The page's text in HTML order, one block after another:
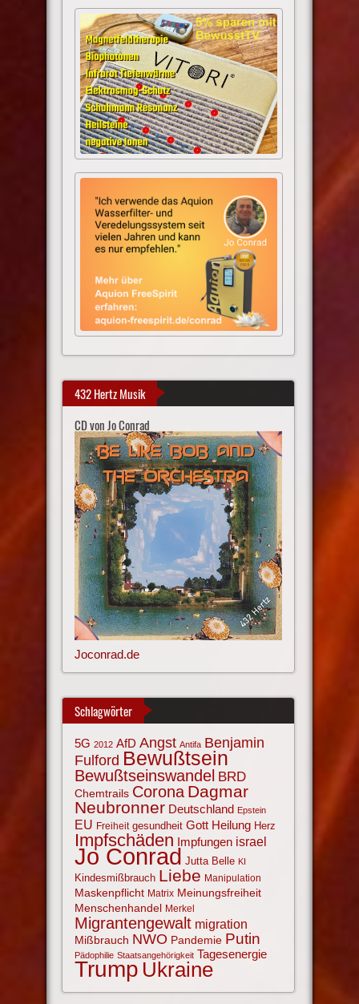
432 Hertz Musik
CD von Jo Conrad
Joconrad.de
Schlagwörter
5G 2012 AfD Angst Antifa Benjamin
Fulford Bewußtsein
Bewußtseinswandel BRD
Chemtrails Corona Dagmar
Neubronner Deutschland Epstein
EU Freiheit gesundheit Gott Heilung Herz
Impfschäden Impfungen israel
Jo Conrad Jutta Belle KI
Kindesmißbrauch Liebe Manipulation
Maskenpflicht Matrix Meinungsfreiheit
Menschenhandel Merkel
Migrantengewalt migration
Mißbrauch NWO Pandemie Putin
Pädophilie Staatsangehörigkeit Tagesenergie
Trump Ukraine